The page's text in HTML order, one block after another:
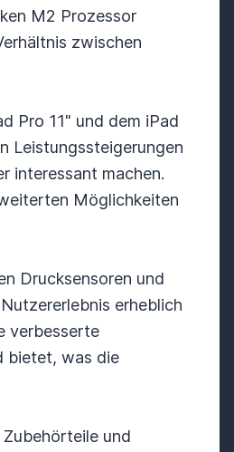
M2 Prozessor
zwischen
Pro 11" und dem iPad
Leistungssteigerungen
interessant machen.
Möglichkeiten
Drucksensoren und
erheblich
verbesserte
bietet, was die
und